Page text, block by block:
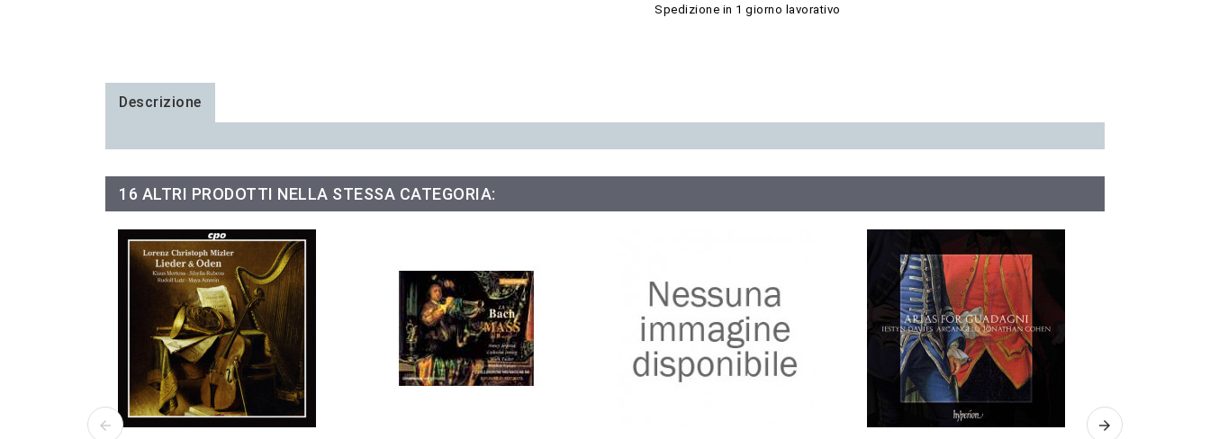
Spedizione in 1 giorno lavorativo
Descrizione
16 ALTRI PRODOTTI NELLA STESSA CATEGORIA: